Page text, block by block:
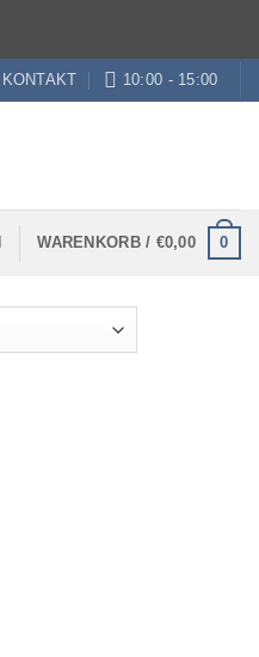
KONTAKT 10:00 - 15:00
WARENKORB / €0,00 0